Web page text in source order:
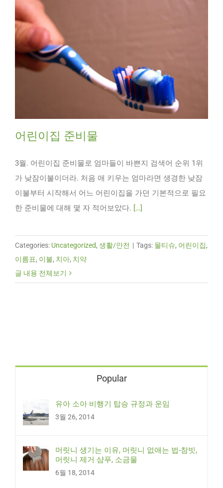
어린이집 준비물
3월. 어린이집 준비물로 엄마들이 바쁜지 검색어 순위 1위
가 낮잠이불이더라. 처음 애 키우는 엄마라면 생경한 낮잠
이불부터 시작해서 어느 어린이집을 가던 기본적으로 필요
한 준비물에 대해 몇 자 적어보았다. […]
Categories: Uncategorized, 생활/안전 | Tags: 물티슈, 어린이집,
이름표, 이불, 치아, 치약
글 내용 전체보기
Popular
유아 소아 비행기 탑승 규정과 운임
3월 26, 2014
머릿니 생기는 이유, 머릿니 없애는 법-참빗,
머릿니 제거 샴푸, 소금물
6월 18, 2014